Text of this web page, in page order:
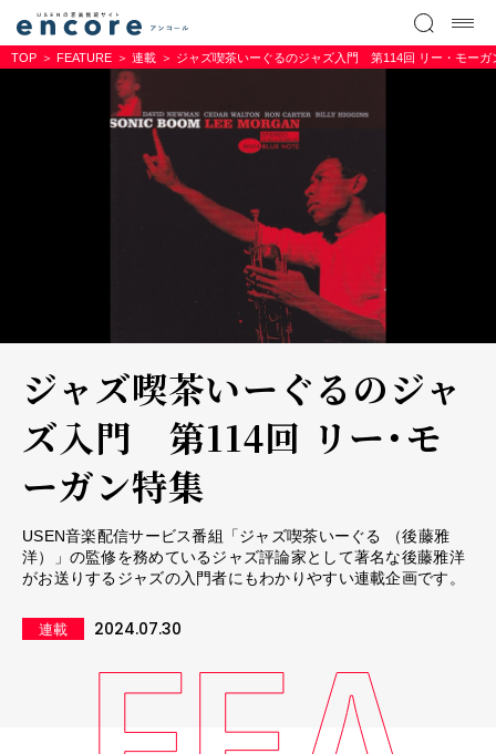
TOP FEATURE 連載 ジャズ喫茶いーぐるのジャズ入門 第114回 リー・モーガ
ジャズ喫茶いーぐるのジャ
ズ入門 第114回 リー・モ
ーガン特集
USEN音楽配信サービス番組「ジャズ喫茶いーぐる （後藤雅
洋）」の監修を務めているジャズ評論家として著名な後藤雅洋
がお送りするジャズの入門者にもわかりやすい連載企画です。
連載 2024.07.30